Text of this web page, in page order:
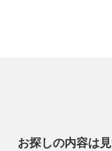
お探しの内容は